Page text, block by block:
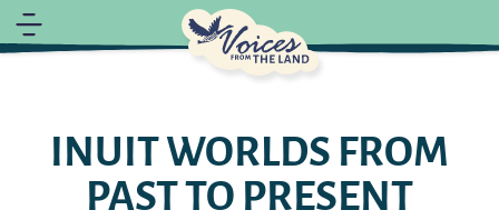
INUIT WORLDS FROM
PAST TO PRESENT